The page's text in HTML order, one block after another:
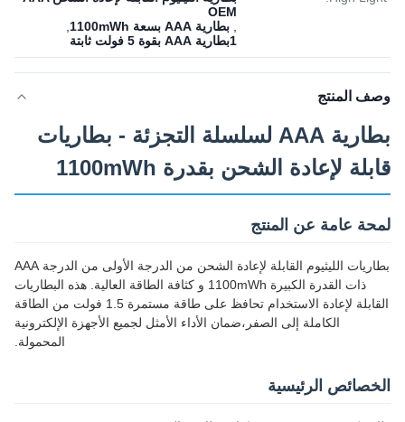
OEM
بطارية AAA بسعة 1100mWh
1بطارية AAA بقوة 5 فولت ثابتة
وصف المنتج
بطارية AAA لسلسلة التجزئة - بطاريات
قابلة لإعادة الشحن بقدرة 1100mWh
لمحة عامة عن المنتج
بطاريات الليثيوم القابلة لإعادة الشحن من الدرجة الأولى من الدرجة AAA
ذات القدرة الكبيرة 1100mWh و كثافة الطاقة العالية. هذه البطاريات
القابلة لإعادة الاستخدام تحافظ على طاقة مستمرة 1.5 فولت من الطاقة
الكاملة إلى الصفر،ضمان الأداء الأمثل لجميع الأجهزة الإلكترونية
المحمولة.
الخصائص الرئيسية